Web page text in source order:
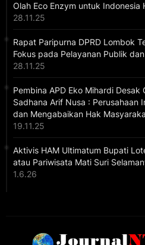
Olah Eco Enzym untuk Indonesia
28.11.25
Rapat Paripurna DPRD Lombok
Fokus pada Pelayanan Publik
28.11.25
Pembina APD Eko Mihardi
Sadhana Arif Nusa : Perusahaan
dan Mengabaikan Hak
19.11.25
Aktivis HAM Ultimatum Bupati
atau Pariwisata Mati Suri
1.6.26